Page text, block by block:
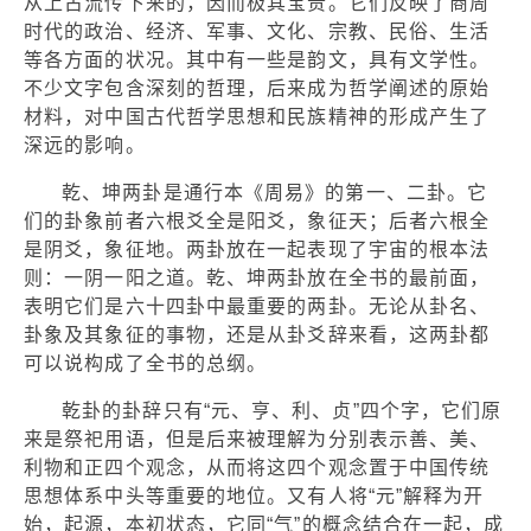
时代的政治、经济、军事、文化、宗教、民俗、生活
等各方面的状况。其中有一些是韵文，具有文学性。
不少文字包含深刻的哲理，后来成为哲学阐述的原始
材料，对中国古代哲学思想和民族精神的形成产生了
深远的影响。
乾、坤两卦是通行本《周易》的第一、二卦。它
们的卦象前者六根爻全是阳爻，象征天；后者六根全
是阴爻，象征地。两卦放在一起表现了宇宙的根本法
则：一阴一阳之道。乾、坤两卦放在全书的最前面，
表明它们是六十四卦中最重要的两卦。无论从卦名、
卦象及其象征的事物，还是从卦爻辞来看，这两卦都
可以说构成了全书的总纲。
乾卦的卦辞只有“元、亨、利、贞”四个字，它们原
来是祭祀用语，但是后来被理解为分别表示善、美、
利物和正四个观念，从而将这四个观念置于中国传统
思想体系中头等重要的地位。又有人将“元”解释为开
始，起源，本初状态，它同“气”的概念结合在一起，成